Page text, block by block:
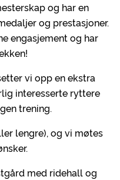
og har en
og prestasjoner.
engasjement og har
vi opp en ekstra
interesserte ryttere
trening.
lengre), og vi møtes
med ridehall og